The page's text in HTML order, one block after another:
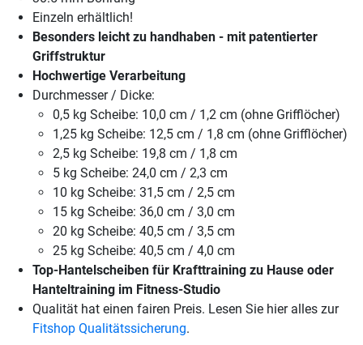
Einzeln erhältlich!
Besonders leicht zu handhaben - mit patentierter
Griffstruktur
Hochwertige Verarbeitung
Durchmesser / Dicke:
0,5 kg Scheibe: 10,0 cm / 1,2 cm (ohne Grifflöcher)
1,25 kg Scheibe: 12,5 cm / 1,8 cm (ohne Grifflöcher)
2,5 kg Scheibe: 19,8 cm / 1,8 cm
5 kg Scheibe: 24,0 cm / 2,3 cm
10 kg Scheibe: 31,5 cm / 2,5 cm
15 kg Scheibe: 36,0 cm / 3,0 cm
20 kg Scheibe: 40,5 cm / 3,5 cm
25 kg Scheibe: 40,5 cm / 4,0 cm
Top-Hantelscheiben für Krafttraining zu Hause oder
Hanteltraining im Fitness-Studio
Qualität hat einen fairen Preis. Lesen Sie hier alles zur
Fitshop Qualitätssicherung.